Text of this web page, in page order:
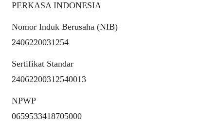
PERKASA INDONESIA
Nomor Induk Berusaha (NIB)
2406220031254
Sertifikat Standar
24062200312540013
NPWP
0659533418705000